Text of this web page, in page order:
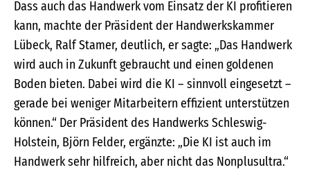
Dass auch das Handwerk vom Einsatz der KI profitieren
kann, machte der Präsident der Handwerkskammer
Lübeck, Ralf Stamer, deutlich, er sagte: „Das Handwerk
wird auch in Zukunft gebraucht und einen goldenen
Boden bieten. Dabei wird die KI – sinnvoll eingesetzt –
gerade bei weniger Mitarbeitern effizient unterstützen
können.“ Der Präsident des Handwerks Schleswig-
Holstein, Björn Felder, ergänzte: „Die KI ist auch im
Handwerk sehr hilfreich, aber nicht das Nonplusultra.“